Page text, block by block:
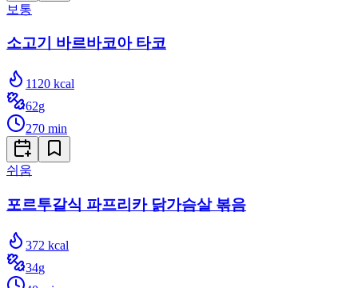
보통
소고기 바르바코아 타코
1120 kcal
62g
270 min
쉬움
포르투갈식 파프리카 닭가슴살 볶음
372 kcal
34g